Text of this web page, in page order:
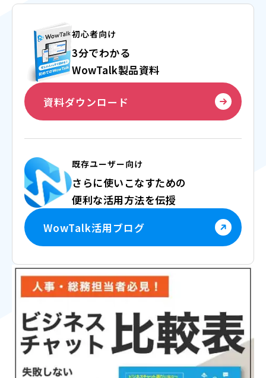
初心者向け
3分でわかる
WowTalk製品資料
資料ダウンロード
既存ユーザー向け
さらに使いこなすための
便利な活用方法を伝授
WowTalk活用ブログ